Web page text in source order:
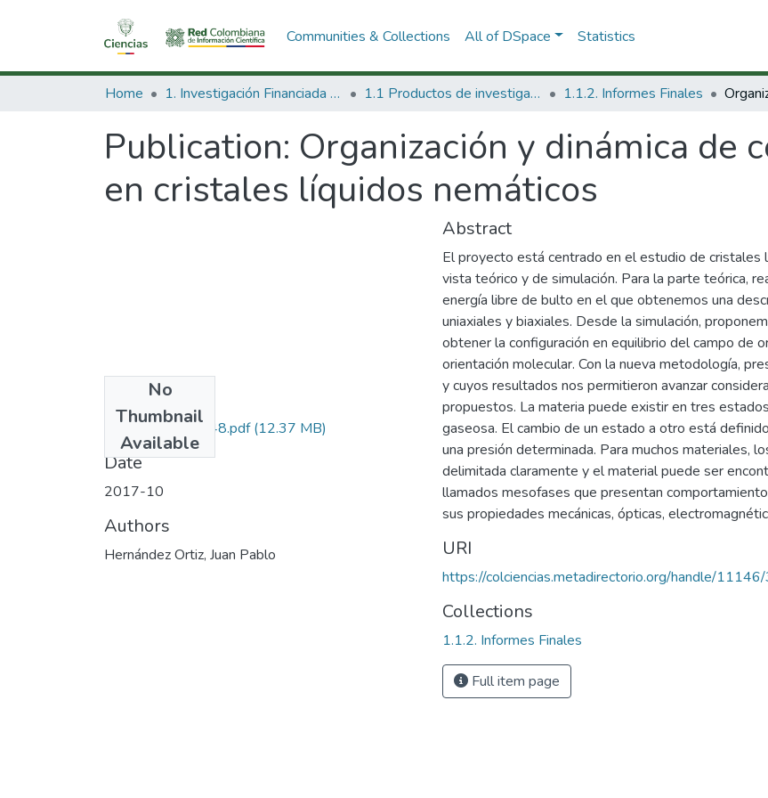
Communities & Collections All of DSpace Statistics
Home 1. Investigación Financiada con Recursos Públicos 1.1 Productos de investigación 1.1.2. Informes Finales
Publication: Organización y dinámica de
en cristales líquidos nemáticos
No
Thumbnail
Available
110165843748.pdf(12.37 MB)
Date
2017-10
Authors
Hernández Ortiz, Juan Pablo
Abstract
El proyecto está centrado en el estudio de cristales
vista teórico y de simulación. Para la parte teórica,
energía libre de bulto en el que obtenemos una
uniaxiales y biaxiales. Desde la simulación,
obtener la configuración en equilibrio del campo de
orientación molecular. Con la nueva metodología,
y cuyos resultados nos permitieron avanzar
propuestos. La materia puede existir en tres
gaseosa. El cambio de un estado a otro está
una presión determinada. Para muchos materiales,
delimitada claramente y el material puede ser
llamados mesofases que presentan
sus propiedades mecánicas, ópticas,
URI
https://colciencias.metadirectorio.org/handle/
Collections
1.1.2. Informes Finales
Full item page